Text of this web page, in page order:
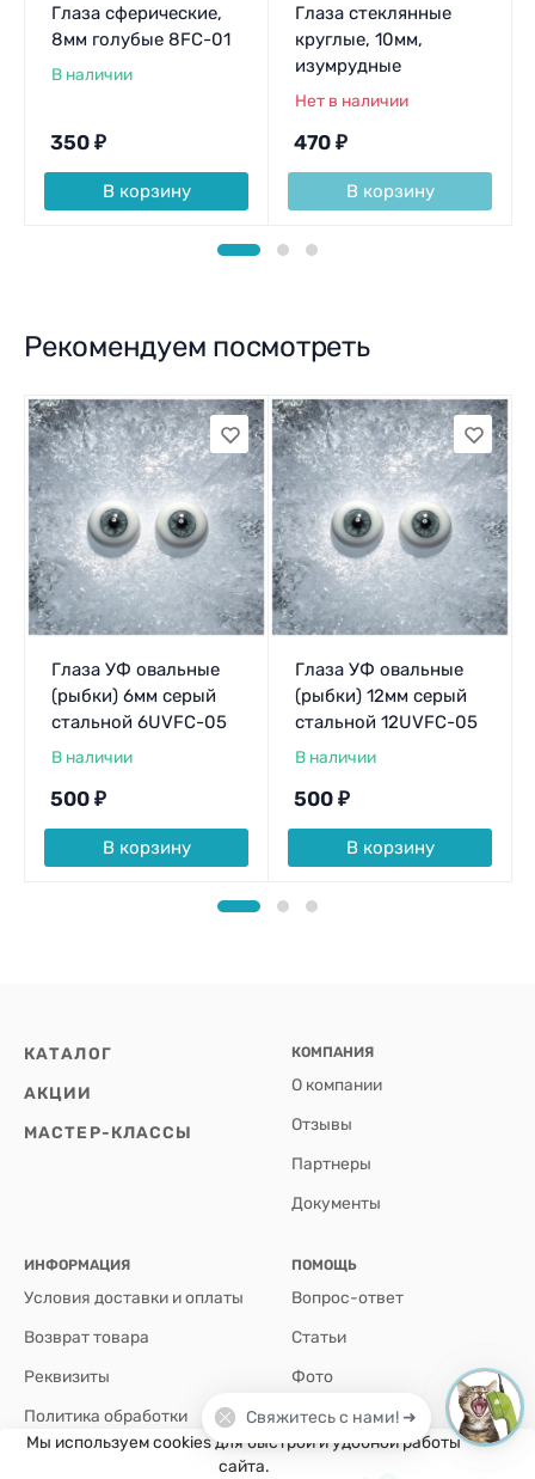
Глаза сферические,
8мм голубые 8FC-01
В наличии
350 ₽
В корзину
Глаза стеклянные
круглые, 10мм,
изумрудные
Нет в наличии
470 ₽
В корзину
Рекомендуем посмотреть
Глаза УФ овальные
(рыбки) 6мм серый
стальной 6UVFC-05
В наличии
500 ₽
В корзину
Глаза УФ овальные
(рыбки) 12мм серый
стальной 12UVFC-05
В наличии
500 ₽
В корзину
КАТАЛОГ
АКЦИИ
МАСТЕР-КЛАССЫ
КОМПАНИЯ
О компании
Отзывы
Партнеры
Документы
ИНФОРМАЦИЯ
Условия доставки и оплаты
Возврат товара
Реквизиты
Политика обработки
персональных данных
ПОМОЩЬ
Вопрос-ответ
Статьи
Фото
Мы используем cookies для быстрой и удобной работы
сайта.
Свяжитесь с нами! ➜